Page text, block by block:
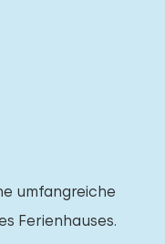
umfangreiche
Ferienhauses.